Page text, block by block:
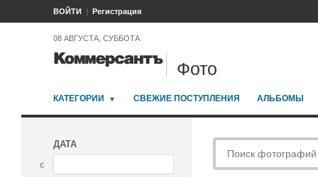
ВОЙТИ Регистрация
08 АВГУСТА, СУББОТА
Фото
КАТЕГОРИИ СВЕЖИЕ ПОСТУПЛЕНИЯ АЛЬБОМЫ
ДАТА
с